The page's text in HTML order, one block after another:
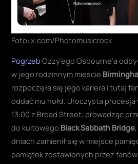
Foto: x.com/Photomusicrock
Pogrzeb Ozzy’ego Osbourne’a
w jego rodzinnym mieście
rozpoczęła się jego kariera i tutaj
oddać mu hołd. Uroczysta procesja
13:00 z Broad Street, prowadząc
do kultowego Black Sabbath Bridge
dniach zamienił się w miejsce
pamiątek zostawionych przez fanów.